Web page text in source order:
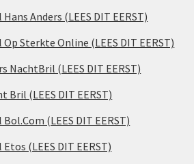
Anders (LEES DIT EERST)
Sterkte Online (LEES DIT EERST)
NachtBril (LEES DIT EERST)
Bril (LEES DIT EERST)
(LEES DIT EERST)
(LEES DIT EERST)